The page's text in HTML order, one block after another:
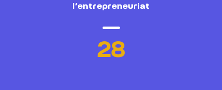
l’entrepreneuriat
28